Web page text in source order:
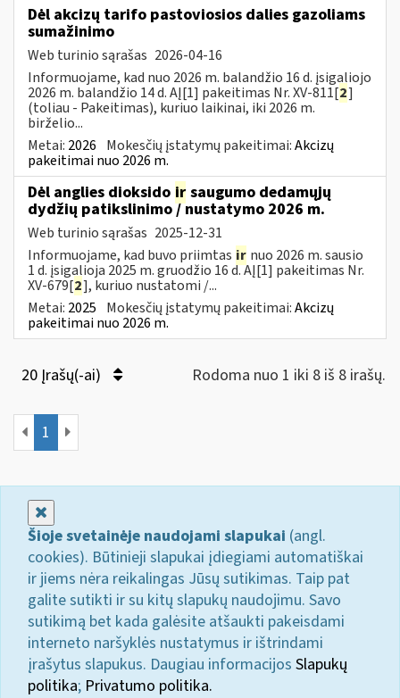
Dėl akcizų tarifo pastoviosios dalies gazoliams
sumažinimo
Web turinio sąrašas 2026-04-16
Informuojame, kad nuo 2026 m. balandžio 16 d. įsigaliojo
2026 m. balandžio 14 d. AĮ[1] pakeitimas Nr. XV-811[2]
(toliau - Pakeitimas), kuriuo laikinai, iki 2026 m.
birželio...
Metai: 2026 Mokesčių įstatymų pakeitimai:Akcizų
pakeitimai nuo 2026 m.
Dėl anglies dioksido ir saugumo dedamųjų
dydžių patikslinimo / nustatymo 2026 m.
Web turinio sąrašas 2025-12-31
Informuojame, kad buvo priimtas ir nuo 2026 m. sausio
1 d. įsigalioja 2025 m. gruodžio 16 d. AĮ[1] pakeitimas Nr.
XV-679[2], kuriuo nustatomi /...
Metai: 2025 Mokesčių įstatymų pakeitimai:Akcizų
pakeitimai nuo 2026 m.
20 Įrašų(-ai) Rodoma nuo 1 iki 8 iš 8 irašų.
1
Šioje svetainėje naudojami slapukai (angl.
cookies). Būtinieji slapukai įdiegiami automatiškai
ir jiems nėra reikalingas Jūsų sutikimas. Taip pat
galite sutikti ir su kitų slapukų naudojimu. Savo
sutikimą bet kada galėsite atšaukti pakeisdami
interneto naršyklės nustatymus ir ištrindami
įrašytus slapukus. Daugiau informacijos Slapukų
politika; Privatumo politika.